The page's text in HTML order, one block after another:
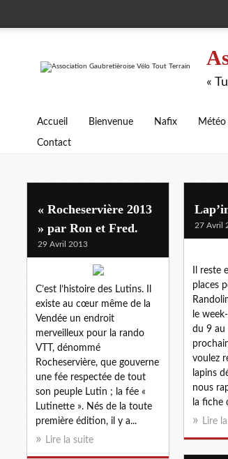
«
Accueil Bienvenue Nafix Météo
Contact
« Rocheservière 2013
» par Ron et Fred.
29 Avril 2013
C’est l’histoire des Lutins. Il
existe au cœur même de la
Vendée un endroit
merveilleux pour la rando
VTT, dénommé
Rocheservière, que gouverne
une fée respectée de tout
son peuple Lutin ; la fée «
Lutinette ». Nés de la toute
première édition, il y a...
Lire la suite
27 Avril
Il reste
places
le
du 9 au
voulez
lapins
nous
la fiche
Lire